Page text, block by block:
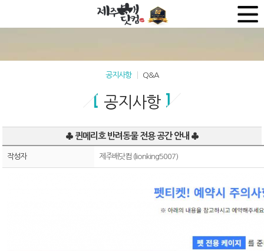
공지사항 Q&A
공지사항
♣ 퀸메리호 반려동물 전용 공간 안내 ♣
작성자 제주배닷컴 (lionking5007)